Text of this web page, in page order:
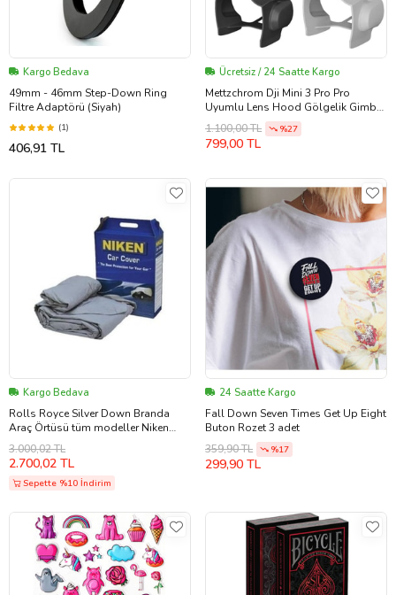
Kargo Bedava
49mm - 46mm Step-Down Ring
Filtre Adaptörü (Siyah)
(1)
406,91 TL
Ücretsiz / 24 Saatte Kargo
Mettzchrom Dji Mini 3 Pro Pro
Uyumlu Lens Hood Gölgelik Gimbal
Koruyucu Güneşlik
1.100,00 TL %27
799,00 TL
Kargo Bedava
Rolls Royce Silver Down Branda
Araç Örtüsü tüm modeller Niken
(Gri)
3.000,02 TL
2.700,02 TL
Sepette %10 İndirim
24 Saatte Kargo
Fall Down Seven Times Get Up Eight
Buton Rozet 3 adet
359,90 TL
%17
299,90 TL